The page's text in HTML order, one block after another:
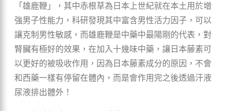
「雄鹿鞭」，其中赤根草為日本上世紀就在本土用於增
強男子性能力，科研發現其中富含男性活力因子，可以
讓克制男性敏感，而雄鹿鞭是中藥中最陽剛的代表，對
腎臟有極好的效果，在加入十幾味中藥，讓日本藤素可
以更好的被吸收作用，因為日本藤素成分的原因，不會
和西藥一樣有停留在體內，而是會作用完之後透過汗液
尿液排出體外！